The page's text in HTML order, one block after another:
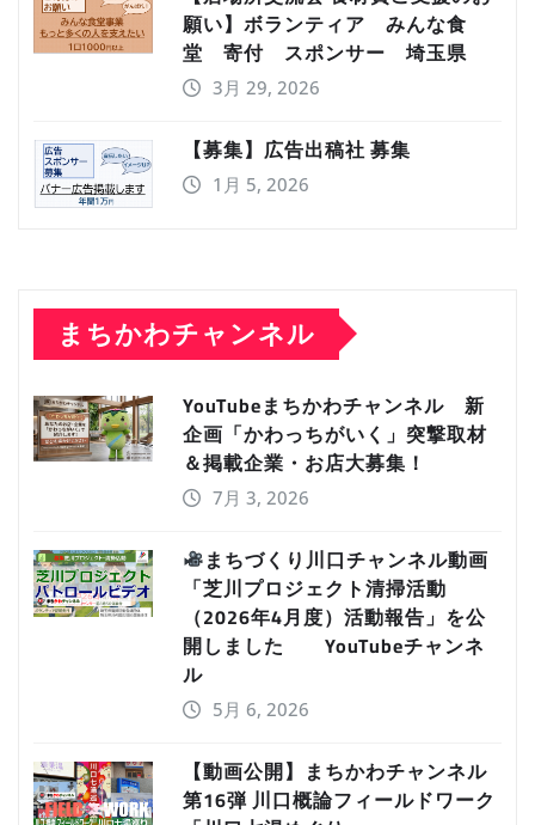
願い】ボランティア みんな食
堂 寄付 スポンサー 埼玉県
3月 29, 2026
【募集】広告出稿社 募集
1月 5, 2026
まちかわチャンネル
YouTubeまちかわチャンネル 新
企画「かわっちがいく」突撃取材
＆掲載企業・お店大募集！
7月 3, 2026
まちづくり川口チャンネル動画
「芝川プロジェクト清掃活動
（2026年4月度）活動報告」を公
開しました YouTubeチャンネ
ル
5月 6, 2026
【動画公開】まちかわチャンネル
第16弾 川口概論フィールドワーク